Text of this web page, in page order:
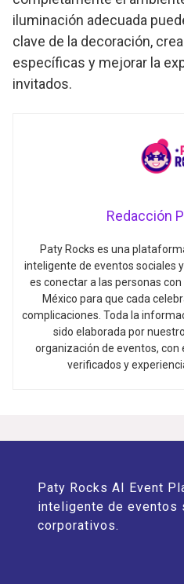
iluminación adecuada
clave de la decoración,
específicas y mejorar la
invitados.
Redacción
Paty Rocks es una
inteligente de eventos sociales
es conectar a las personas
México para que cada
complicaciones. Toda la
sido elaborada por
organización de eventos, con
verificados y
Paty Rocks AI Event
inteligente de eventos
corporativos.